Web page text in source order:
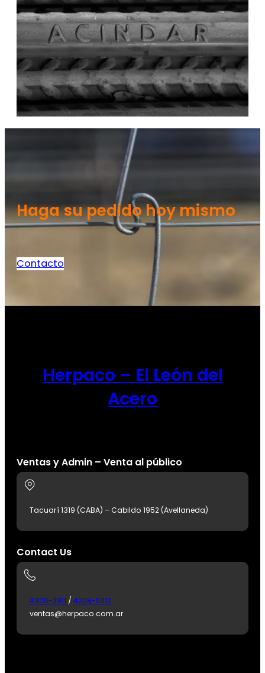
Haga su pedido hoy mismo
Contacto
Herpaco – El León del
Acero
Ventas y Admin – Venta al público
Tacuarí 1319 (CABA) – Cabildo 1952 (Avellaneda)
Contact Us
4300-2911 / 4208-5212
ventas@herpaco.com.ar